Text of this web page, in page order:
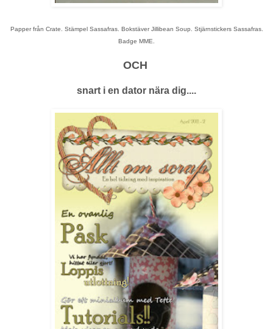
Papper från Crate. Stämpel Sassafras. Bokstäver Jillibean Soup. Stjärnstickers Sassafras.
Badge MME.
OCH
snart i en dator nära dig....